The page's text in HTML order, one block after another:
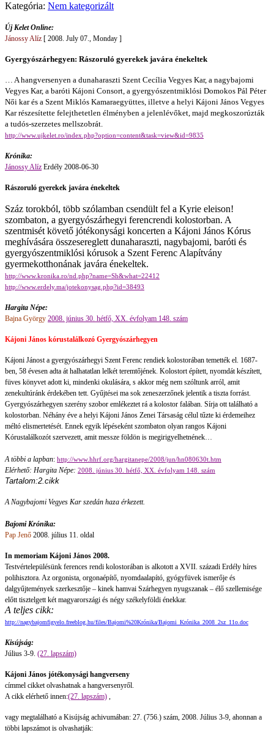
Kategória: Nem kategorizált
Új Kelet Online:
Jánossy Alíz [ 2008. July 07., Monday ]
Gyergyószárhegyen: Rászoruló gyerekek javára énekeltek
… A hangversenyen a dunaharaszti Szent Cecília Vegyes Kar, a nagybajomi
Vegyes Kar, a baróti Kájoni Consort, a gyergyószentmiklósi Domokos Pál Péter
Női kar és a Szent Miklós Kamaraegyüttes, illetve a helyi Kájoni János Vegyes
Kar részesítette felejthetetlen élményben a jelenlévőket, majd megkoszorúzták
a tudós-szerzetes mellszobrát.
http://www.ujkelet.ro/index.php?option=content&task=view&id=9835
Krónika:
Jánossy Alíz Erdély 2008-06-30
Rászoruló gyerekek javára énekeltek
Száz torokból, több szólamban csendült fel a Kyrie eleison!
szombaton, a gyergyószárhegyi ferencrendi kolostorban. A
szentmisét követő jótékonysági koncerten a Kájoni János Kórus
meghívására összesereglett dunaharaszti, nagybajomi, baróti és
gyergyószentmiklósi kórusok a Szent Ferenc Alapítvány
gyermekotthonának javára énekeltek.
http://www.kronika.ro/nd.php?name=Sh&what=22412
http://www.erdely.ma/jotekonysag.php?id=38493
Hargita Népe:
Bajna György 2008. június 30. hétfő, XX. évfolyam 148. szám
Kájoni János kórustalálkozó Gyergyószárhegyen
Kájoni Jánost a gyergyószárhegyi Szent Ferenc rendiek kolostorában temették el. 1687-
ben, 58 évesen adta át halhatatlan lelkét teremtőjének. Kolostort épített, nyomdát készített,
füves könyvet adott ki, mindenki okulására, s akkor még nem szóltunk arról, amit
zenekultúránk érdekében tett. Gyűjtései ma sok zeneszerzőnek jelentik a tiszta forrást.
Gyergyószárhegyen szerény szobor emlékeztet rá a kolostor falában. Sírja ott található a
kolostorban. Néhány éve a helyi Kájoni János Zenei Társaság célul tűzte ki érdemeihez
méltó elismertetését. Ennek egyik lépéseként szombaton olyan rangos Kájoni
Kórustalálkozót szervezett, amit messze földön is megirigyelhetnének…
A többi a lapban: http://www.hhrf.org/hargitanepe/2008/jun/hn080630t.htm
Elérhető: Hargita Népe: 2008. június 30. hétfő, XX. évfolyam 148. szám
Tartalom:2.cikk
A Nagybajomi Vegyes Kar szedán haza érkezett.
Bajomi Krónika:
Pap Jenő 2008. július 11. oldal
In memoriam Kájoni János 2008.
Testvértelepülésünk ferences rendi kolostorában is alkotott a XVII. századi Erdély híres
polihisztora. Az orgonista, orgonaépítő, nyomdaalapító, gyógyfüvek ismerője és
dalgyűjtemények szerkesztője – kinek hamvai Szárhegyen nyugszanak – élő szellemisége
előtt tisztelgett két magyarországi és négy székelyföldi énekkar.
A teljes cikk:
http://nagybajomfigyelo.freeblog.hu/files/Bajomi%20Krónika/Bajomi_Krónika_2008_2sz_11o.doc
Kisújság:
Július 3-9. (27. lapszám)
Kájoni János jótékonysági hangverseny
címmel cikket olvashatnak a hangversenyről.
A cikk elérhető innen:(27. lapszám) ,
vagy megtalálható a Kisújság achivumában: 27. (756.) szám, 2008. Július 3-9, ahonnan a
többi lapszámot is olvashatják: